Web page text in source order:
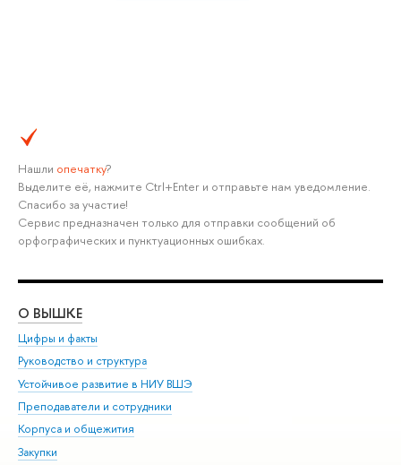
Нашли опечатку?
Выделите её, нажмите Ctrl+Enter и отправьте нам уведомление.
Спасибо за участие!
Сервис предназначен только для отправки сообщений об
орфографических и пунктуационных ошибках.
О ВЫШКЕ
Цифры и факты
Руководство и структура
Устойчивое развитие в НИУ ВШЭ
Преподаватели и сотрудники
Корпуса и общежития
Закупки